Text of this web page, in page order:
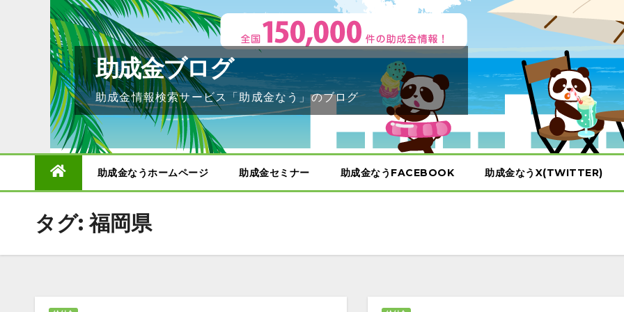
助成金ブログ
助成金情報検索サービス「助成金なう」のブログ
助成金なうホームページ 助成金セミナー 助成金なうFACEBOOK 助成金なうX(TWITTER)
タグ:福岡県